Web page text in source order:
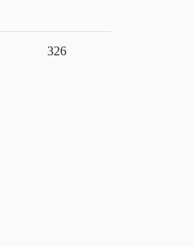
326